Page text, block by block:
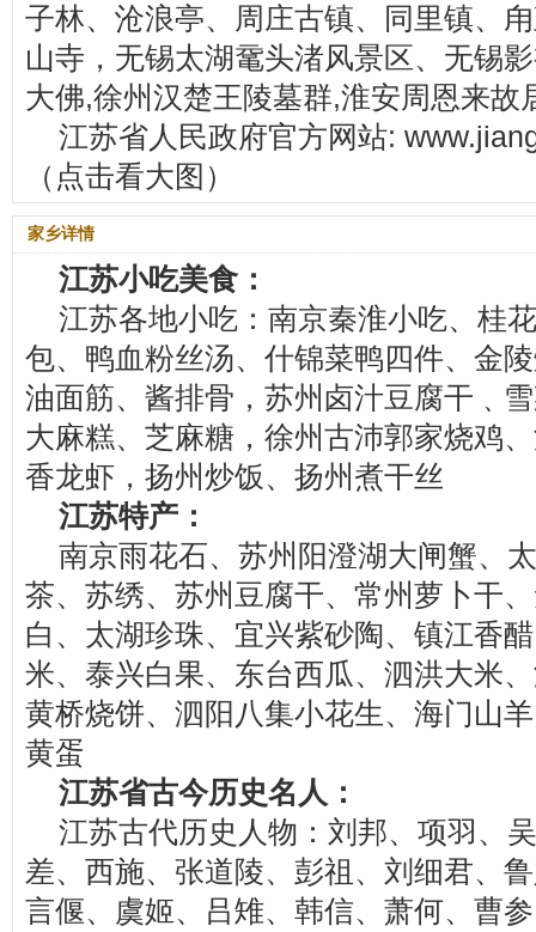
子林、沧浪亭、周庄古镇、同里镇、
山寺，无锡太湖鼋头渚风景区、无锡
大佛,徐州汉楚王陵墓群,淮安周恩来故
江苏省人民政府官方网站:
（点击看大图）
家乡详情
江苏小吃美食：
江苏各地小吃：南京秦淮小吃、桂
包、鸭血粉丝汤、什锦菜鸭四件、金
油面筋、酱排骨，苏州卤汁豆腐干﹑
大麻糕、芝麻糖，徐州古沛郭家烧鸡
香龙虾，扬州炒饭、扬州煮干丝
江苏特产：
南京雨花石、苏州阳澄湖大闸蟹、
茶、苏绣、苏州豆腐干、常州萝卜干
白、太湖珍珠、宜兴紫砂陶、镇江香
米、泰兴白果、东台西瓜、泗洪大米
黄桥烧饼、泗阳八集小花生、海门山
黄蛋
江苏省古今历史名人：
江苏古代历史人物：刘邦、项羽、
差、西施、张道陵、彭祖、刘细君、
言偃、虞姬、吕雉、韩信、萧何、曹